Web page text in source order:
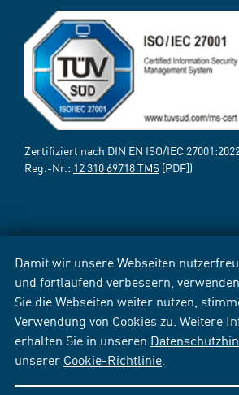
Damit wir unsere Webseiten
und fortlaufend verbessern,
Sie die Webseiten weiter nutzen,
Verwendung von Cookies zu. Weitere
erhalten Sie in unseren
unserer Cookie-Richtlinie
Zertifiziert nach DIN EN ISO/IEC
Reg.-Nr.: 12 310 69718 TMS [PDF])